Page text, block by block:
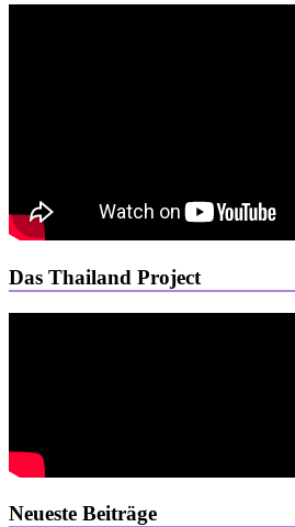
Das Thailand Project
Neueste Beiträge